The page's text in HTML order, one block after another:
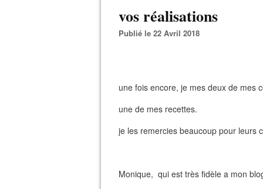
vos réalisations
Publié le 22 Avril 2018
une fois encore, je mes deux de mes
une de mes recettes.
je les remercies beaucoup pour leurs
Monique, qui est très fidèle a mon